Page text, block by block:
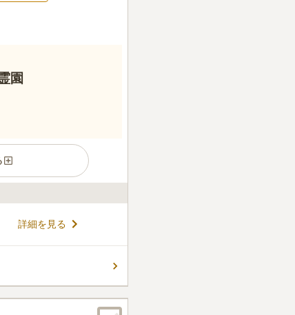
園
から約すぐで、アクセ
木葬「絆-きずな-」は、
ンです。
詳細を見る